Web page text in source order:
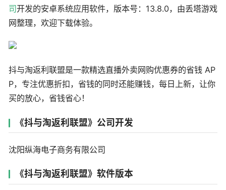
司开发的安卓系统应用软件，版本号：13.8.0，由丢塔游戏
网整理，欢迎下载体验。
抖与淘返利联盟是一款精选直播外卖网购优惠券的省钱 AP
P，专注优惠折扣，省钱的同时还能赚钱，每日上新，让你
买的放心，省钱省心！
《抖与淘返利联盟》公司开发
沈阳纵海电子商务有限公司
《抖与淘返利联盟》软件版本